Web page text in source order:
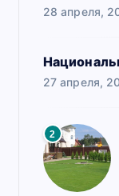
28 апреля,
27 апреля,
2